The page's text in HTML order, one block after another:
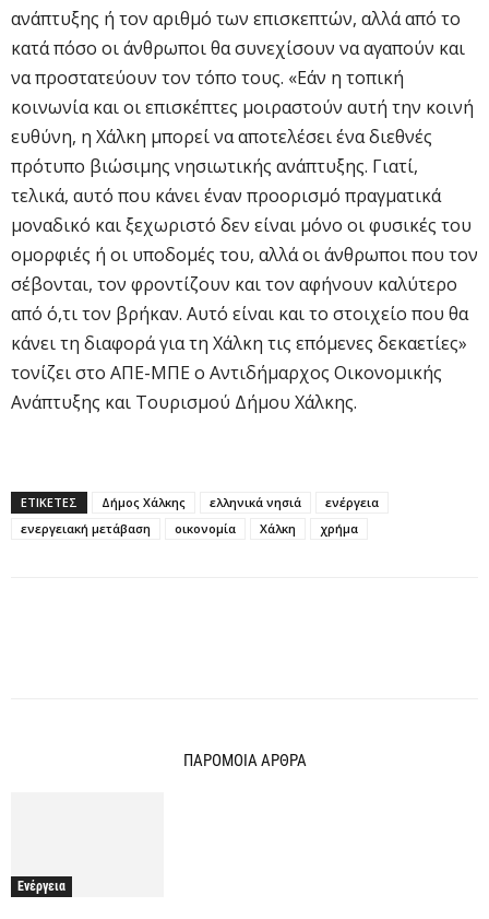
ανάπτυξης ή τον αριθμό των επισκεπτών, αλλά από το
κατά πόσο οι άνθρωποι θα συνεχίσουν να αγαπούν και
να προστατεύουν τον τόπο τους. «Εάν η τοπική
κοινωνία και οι επισκέπτες μοιραστούν αυτή την κοινή
ευθύνη, η Χάλκη μπορεί να αποτελέσει ένα διεθνές
πρότυπο βιώσιμης νησιωτικής ανάπτυξης. Γιατί,
τελικά, αυτό που κάνει έναν προορισμό πραγματικά
μοναδικό και ξεχωριστό δεν είναι μόνο οι φυσικές του
ομορφιές ή οι υποδομές του, αλλά οι άνθρωποι που τον
σέβονται, τον φροντίζουν και τον αφήνουν καλύτερο
από ό,τι τον βρήκαν. Αυτό είναι και το στοιχείο που θα
κάνει τη διαφορά για τη Χάλκη τις επόμενες δεκαετίες»
τονίζει στο ΑΠΕ-ΜΠΕ ο Αντιδήμαρχος Οικονομικής
Ανάπτυξης και Τουρισμού Δήμου Χάλκης.
ΕΤΙΚΕΤΕΣ Δήμος Χάλκης ελληνικά νησιά
ενέργεια
ενεργειακή μετάβαση
οικονομία Χάλκη χρήμα
ΠΑΡΟΜΟΙΑ ΑΡΘΡΑ
Ενέργεια